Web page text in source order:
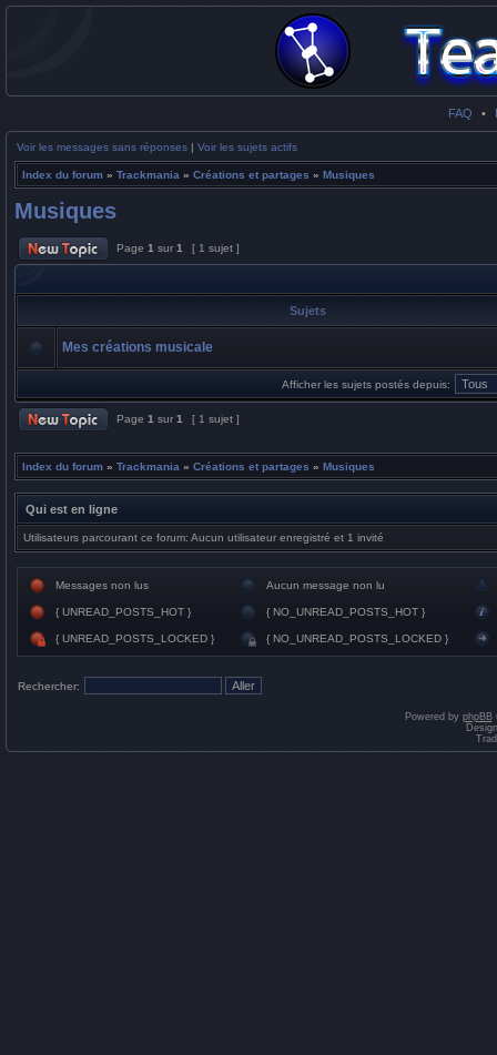
FAQ •
Voir les messages sans réponses | Voir les sujets actifs
Index du forum » Trackmania » Créations et partages » Musiques
Musiques
Page 1 sur 1 [ 1 sujet ]
Sujets
Mes créations musicale
Afficher les sujets postés depuis:
Page 1 sur 1 [ 1 sujet ]
Index du forum » Trackmania » Créations et partages » Musiques
Qui est en ligne
Utilisateurs parcourant ce forum: Aucun utilisateur enregistré et 1 invité
Messages non lus Aucun message non lu
{ UNREAD_POSTS_HOT } { NO_UNREAD_POSTS_HOT }
{ UNREAD_POSTS_LOCKED } { NO_UNREAD_POSTS_LOCKED }
Rechercher:
Powered by phpBB